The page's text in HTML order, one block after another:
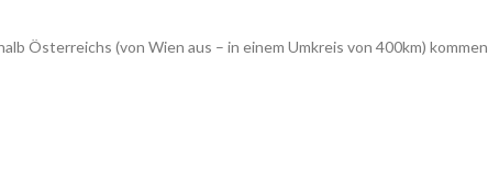
Österreichs (von Wien aus – in einem Umkreis von 400km) kommen